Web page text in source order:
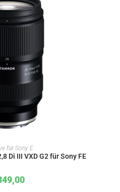
für Sony E
Di III VXD G2 für Sony FE